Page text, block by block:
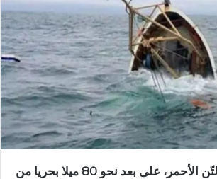
غرق مركب لصيد التّن الأحمر، على بعد نحو 80 ميلا بحريا من